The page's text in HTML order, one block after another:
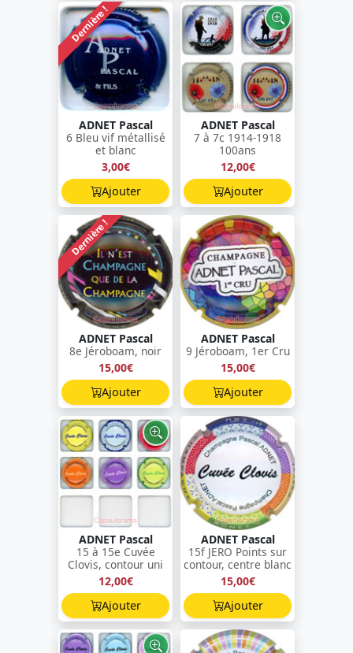
Dernière !
ADNET Pascal
6 Bleu vif métallisé
et blanc
3,00€
Ajouter
ADNET Pascal
7 à 7c 1914-1918
100ans
12,00€
Ajouter
Dernière !
ADNET Pascal
8e Jéroboam, noir
15,00€
Ajouter
ADNET Pascal
9 Jéroboam, 1er Cru
15,00€
Ajouter
ADNET Pascal
15 à 15e Cuvée
Clovis, contour uni
12,00€
Ajouter
ADNET Pascal
15f JERO Points sur
contour, centre blanc
15,00€
Ajouter